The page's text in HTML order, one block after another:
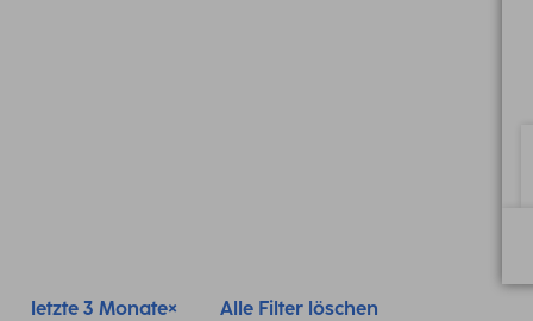
letzte 3 Monate Alle Filter löschen